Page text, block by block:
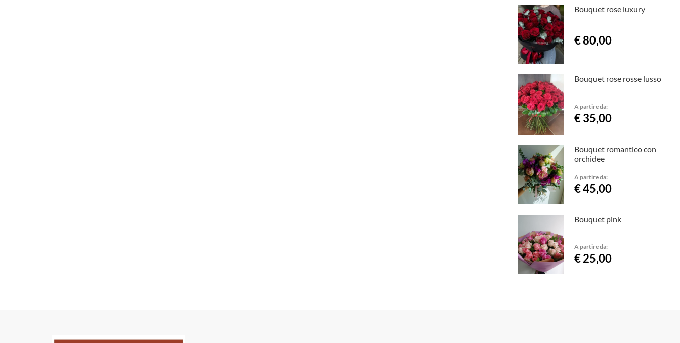
Bouquet rose luxury
€ 80,00
Bouquet rose rosse lusso
A partire da:
€ 35,00
Bouquet romantico con
orchidee
A partire da:
€ 45,00
Bouquet pink
A partire da:
€ 25,00